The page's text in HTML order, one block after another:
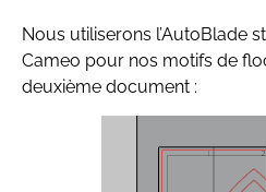
Nous utiliserons l’AutoBlade
Cameo pour nos motifs de
deuxième document :